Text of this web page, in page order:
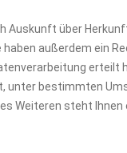
Auskunft über
außerdem ein
unter bestimmten
Weiteren steht